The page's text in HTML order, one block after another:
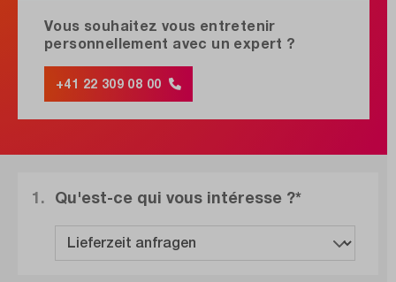
Vous souhaitez vous entretenir
personnellement avec un expert ?
+41 22 309 08 00
Qu'est-ce qui vous intéresse ?*
1.